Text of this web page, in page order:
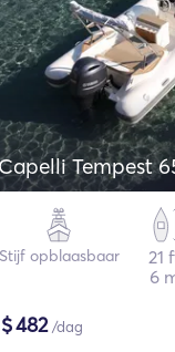
Tempest
Stijf opblaasbaar
21
6
$482/dag